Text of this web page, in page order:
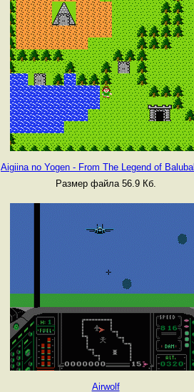
Aigiina no Yogen - From The Legend of
Размер файла 56.9 Кб.
Airwolf